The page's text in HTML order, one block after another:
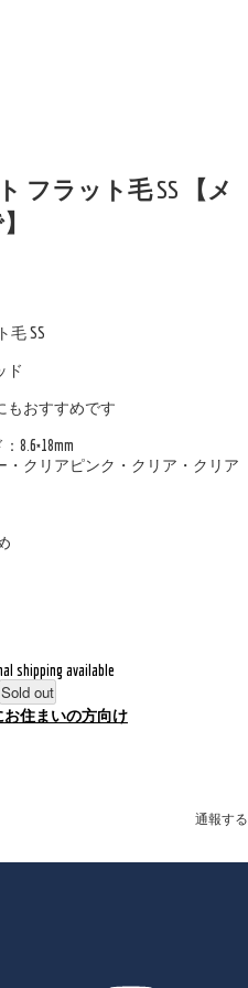
フラット毛 SS 【メ
毛 SS
ド
もおすすめです
・クリアピンク・クリア・クリア
shipping available
Sold out
お住まいの方向け
通報する